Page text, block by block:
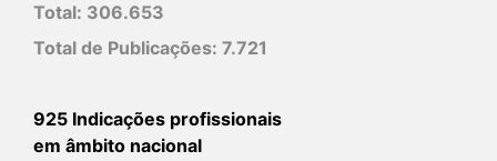
Total: 306.653
Total de Publicações: 7.721
925 Indicações profissionais
em âmbito nacional